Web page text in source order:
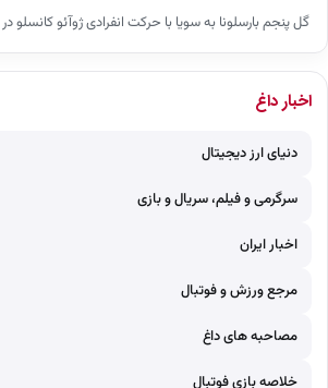
گل پنجم بارسلونا به سویا با حرکت انفرادی ژوآئو کانسلو در
اخبار داغ
دنیای ارز دیجیتال
سرگرمی و فیلم، سریال و بازی
اخبار ایران
مرجع ورزش و فوتبال
مصاحبه های داغ
خلاصه بازی فوتبال